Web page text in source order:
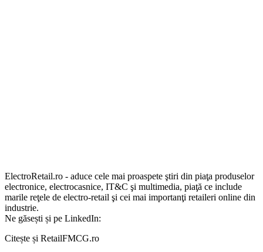
ElectroRetail.ro - aduce cele mai proaspete ştiri din piaţa produselor
electronice, electrocasnice, IT&C şi multimedia, piaţă ce include
marile reţele de electro-retail şi cei mai importanţi retaileri online din
industrie.
Ne găsești și pe LinkedIn:
Citește și RetailFMCG.ro